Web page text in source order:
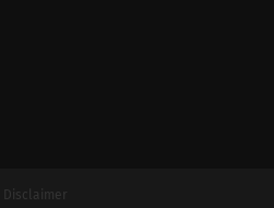
Disclaimer